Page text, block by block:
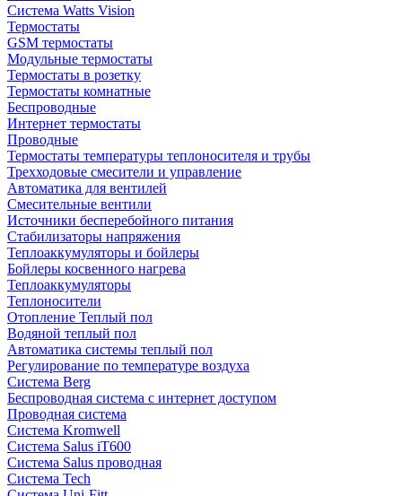
Система Watts Vision
Термостаты
GSM термостаты
Модульные термостаты
Термостаты в розетку
Термостаты комнатные
Беспроводные
Интернет термостаты
Проводные
Термостаты температуры теплоносителя и трубы
Трехходовые смесители и управление
Автоматика для вентилей
Смесительные вентили
Источники бесперебойного питания
Стабилизаторы напряжения
Теплоаккумуляторы и бойлеры
Бойлеры косвенного нагрева
Теплоаккумуляторы
Теплоносители
Отопление Теплый пол
Водяной теплый пол
Автоматика системы теплый пол
Регулирование по температуре воздуха
Система Berg
Беспроводная система с интернет доступом
Проводная система
Система Kromwell
Система Salus iT600
Система Salus проводная
Система Tech